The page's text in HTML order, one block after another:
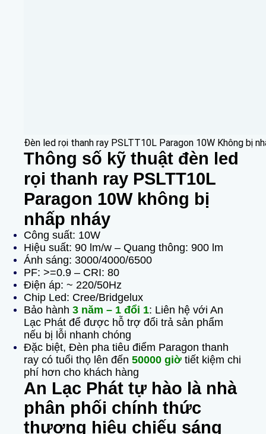
Đèn led rọi thanh ray PSLTT10L Paragon 10W Không bị
Thông số kỹ thuật đèn led
rọi thanh ray PSLTT10L
Paragon 10W không bị
nhấp nháy
Công suất: 10W
Hiệu suất: 90 lm/w – Quang thông: 900 lm
Ánh sáng: 3000/4000/6500
PF: >=0.9 – CRI: 80
Điện áp: ~ 220/50Hz
Chip Led: Cree/Bridgelux
Bảo hành 3 năm – 1 đổi 1: Liên hệ với An
Lạc Phát để được hỗ trợ đổi trả sản phẩm
nếu bị lỗi nhanh chóng
Đặc biệt, Đèn pha tiêu điểm Paragon thanh
ray có tuổi thọ lên đến 50000 giờ tiết kiệm chi
phí hơn cho khách hàng
An Lạc Phát tự hào là nhà
phân phối chính thức
thương hiệu chiếu sáng